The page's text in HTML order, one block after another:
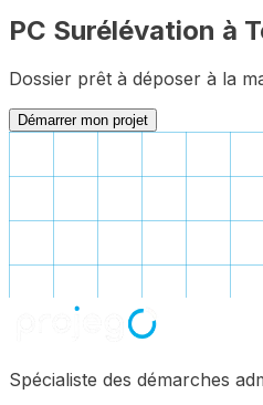
PC Surélévation à
Dossier prêt à déposer à la
Démarrer mon projet
Spécialiste des démarches